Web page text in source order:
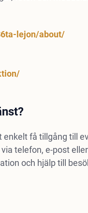
lejon/about/
få tillgång till
telefon, e-post
och hjälp till